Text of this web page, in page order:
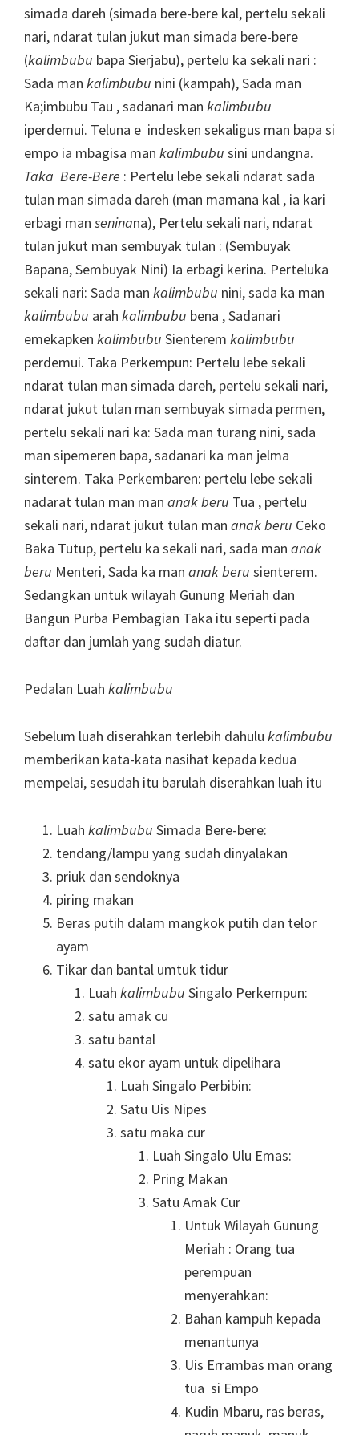
simada dareh (simada bere-bere kal, pertelu sekali
nari, ndarat tulan jukut man simada bere-bere
(kalimbubu bapa Sierjabu), pertelu ka sekali nari :
Sada man kalimbubu nini (kampah), Sada man
Ka;imbubu Tau , sadanari man kalimbubu
iperdemui. Teluna e indesken sekaligus man bapa si
empo ia mbagisa man kalimbubu sini undangna.
Taka Bere-Bere : Pertelu lebe sekali ndarat sada
tulan man simada dareh (man mamana kal , ia kari
erbagi man seninana), Pertelu sekali nari, ndarat
tulan jukut man sembuyak tulan : (Sembuyak
Bapana, Sembuyak Nini) Ia erbagi kerina. Perteluka
sekali nari: Sada man kalimbubu nini, sada ka man
kalimbubu arah kalimbubu bena , Sadanari
emekapken kalimbubu Sienterem kalimbubu
perdemui. Taka Perkempun: Pertelu lebe sekali
ndarat tulan man simada dareh, pertelu sekali nari,
ndarat jukut tulan man sembuyak simada permen,
pertelu sekali nari ka: Sada man turang nini, sada
man sipemeren bapa, sadanari ka man jelma
sinterem. Taka Perkembaren: pertelu lebe sekali
nadarat tulan man man anak beru Tua , pertelu
sekali nari, ndarat jukut tulan man anak beru Ceko
Baka Tutup, pertelu ka sekali nari, sada man anak
beru Menteri, Sada ka man anak beru sienterem.
Sedangkan untuk wilayah Gunung Meriah dan
Bangun Purba Pembagian Taka itu seperti pada
daftar dan jumlah yang sudah diatur.
Pedalan Luah kalimbubu
Sebelum luah diserahkan terlebih dahulu kalimbubu
memberikan kata-kata nasihat kepada kedua
mempelai, sesudah itu barulah diserahkan luah itu
Luah kalimbubu Simada Bere-bere:
tendang/lampu yang sudah dinyalakan
priuk dan sendoknya
piring makan
Beras putih dalam mangkok putih dan telor
ayam
Tikar dan bantal umtuk tidur
Luah kalimbubu Singalo Perkempun:
satu amak cu
satu bantal
satu ekor ayam untuk dipelihara
Luah Singalo Perbibin:
Satu Uis Nipes
satu maka cur
Luah Singalo Ulu Emas:
Pring Makan
Satu Amak Cur
Untuk Wilayah Gunung
Meriah : Orang tua
perempuan
menyerahkan:
Bahan kampuh kepada
menantunya
Uis Errambas man orang
tua si Empo
Kudin Mbaru, ras beras,